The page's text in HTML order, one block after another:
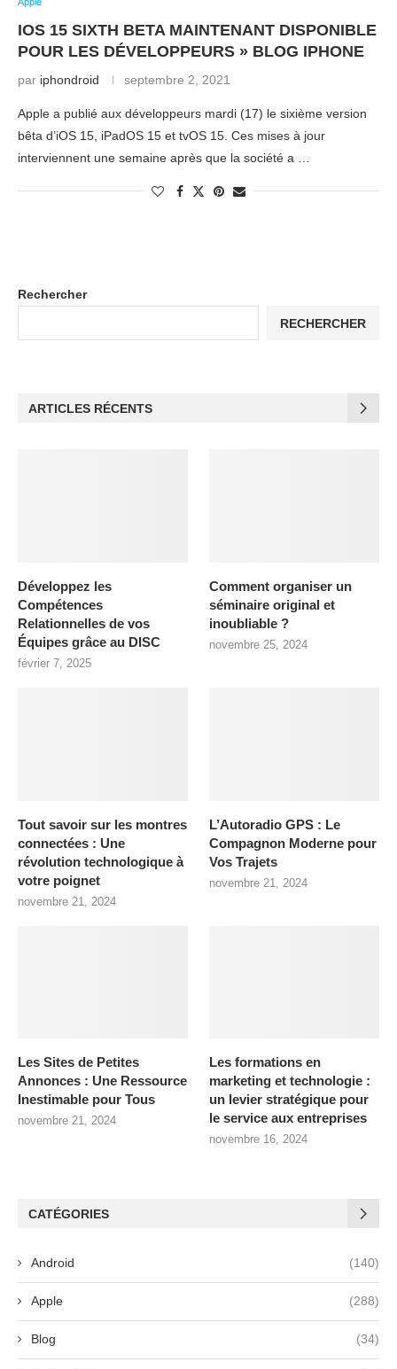
IOS 15 SIXTH BETA MAINTENANT DISPONIBLE
POUR LES DÉVELOPPEURS » BLOG IPHONE
par iphondroid septembre 2, 2021
Apple a publié aux développeurs mardi (17) le sixième version
bêta d’iOS 15, iPadOS 15 et tvOS 15. Ces mises à jour
interviennent une semaine après que la société a …
Rechercher
RECHERCHER
ARTICLES RÉCENTS
Développez les
Compétences
Relationnelles de vos
Équipes grâce au DISC
février 7, 2025
Comment organiser un
séminaire original et
inoubliable ?
novembre 25, 2024
Tout savoir sur les montres
connectées : Une
révolution technologique à
votre poignet
novembre 21, 2024
L’Autoradio GPS : Le
Compagnon Moderne pour
Vos Trajets
novembre 21, 2024
Les Sites de Petites
Annonces : Une Ressource
Inestimable pour Tous
novembre 21, 2024
Les formations en
marketing et technologie :
un levier stratégique pour
le service aux entreprises
novembre 16, 2024
CATÉGORIES
Android (140)
Apple (288)
Blog (34)